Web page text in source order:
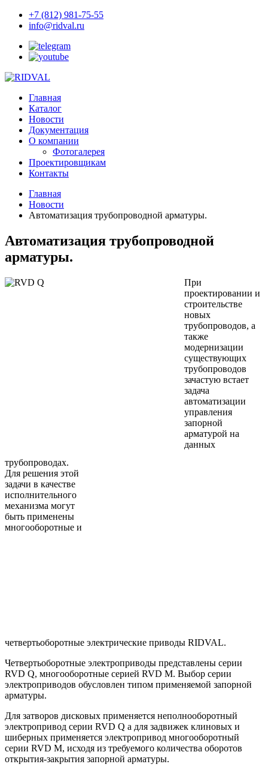
+7 (812) 981-75-55
info@ridval.ru
Главная
Каталог
Новости
Документация
О компании
Фотогалерея
Проектировщикам
Контакты
Главная
Новости
Автоматизация трубопроводной арматуры.
Автоматизация трубопроводной
арматуры.
При
проектировании и
строительстве
новых
трубопроводов, а
также
модернизации
существующих
трубопроводов
зачастую встает
задача
автоматизации
управления
запорной
арматурой на
данных
трубопроводах.
Для решения этой
задачи в качестве
исполнительного
механизма могут
быть применены
многооборотные и
четвертьоборотные электрические приводы RIDVAL.
Четвертьоборотные электроприводы представлены серии
RVD Q, многооборотные серией RVD M. Выбор серии
электроприводов обусловлен типом применяемой запорной
арматуры.
Для затворов дисковых применяется неполнооборотный
электропривод серии RVD Q а для задвижек клиновых и
шиберных применяется электропривод многооборотный
серии RVD M, исходя из требуемого количества оборотов
открытия-закрытия запорной арматуры.